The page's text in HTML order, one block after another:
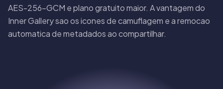
AES-256-GCM e plano gratuito maior. A vantagem do
Inner Gallery sao os icones de camuflagem e a remocao
automatica de metadados ao compartilhar.